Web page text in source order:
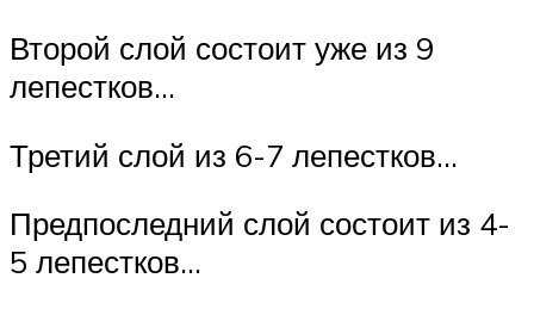
Второй слой состоит уже из 9
лепестков…
Третий слой из 6-7 лепестков…
Предпоследний слой состоит из 4-
5 лепестков…